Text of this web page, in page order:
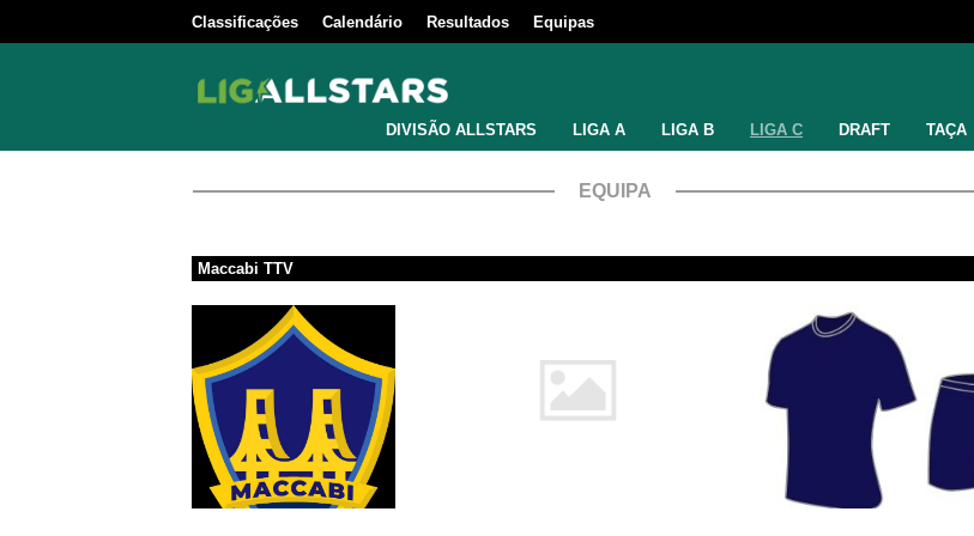
Classificações Calendário Resultados Equipas
DIVISÃO ALLSTARS LIGA A LIGA B LIGA C DRAFT TAÇA
EQUIPA
Maccabi TTV